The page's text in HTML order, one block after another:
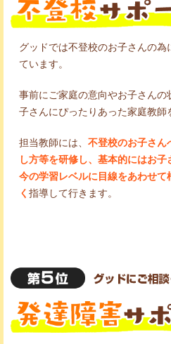
グッドでは不登校のお子さんの
ています。
事前にご家庭の意向やお子さん
子さんにぴったりあった家庭教師
担当教師には、 不登校のお子さん
し方等を研修し、基本的にはお子
今の学習レベルに目線をあわせて
く 指導して行きます。